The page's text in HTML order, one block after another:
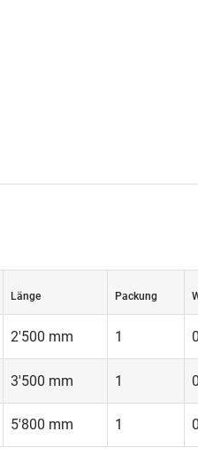
Länge Packung
2'500 mm 1
3'500 mm 1
5'800 mm 1